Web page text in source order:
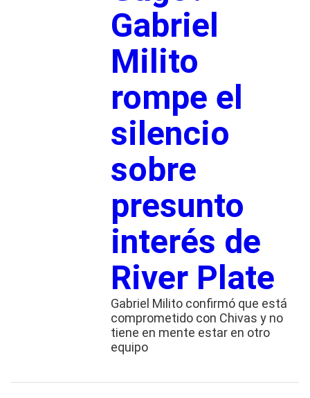
Gabriel
Milito
rompe el
silencio
sobre
presunto
interés de
River Plate
Gabriel Milito confirmó que está
comprometido con Chivas y no
tiene en mente estar en otro
equipo